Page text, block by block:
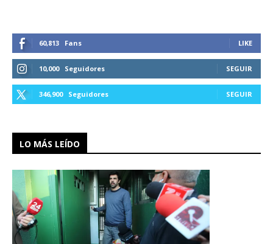
60,813 Fans LIKE
10,000 Seguidores SEGUIR
346,900 Seguidores SEGUIR
LO MÁS LEÍDO